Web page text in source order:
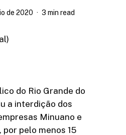
de 2020 3 min read
do Rio Grande do
a interdição dos
Minuano e
por pelo menos 15